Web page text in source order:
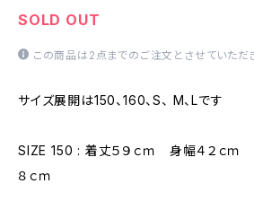
SOLD OUT
この商品は2点までのご注文とさせていただき
サイズ展開は150、160、S、 M、Lです
SIZE 150 : 着丈５９ｃｍ 身幅４２ｃｍ
８ｃｍ